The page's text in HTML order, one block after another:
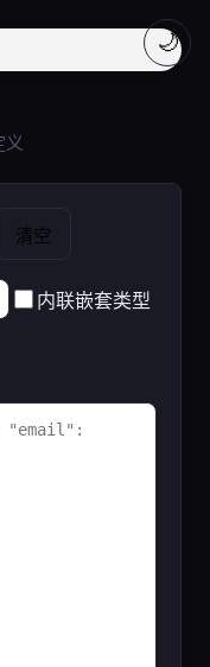
🌙
义
清空
内联嵌套类型